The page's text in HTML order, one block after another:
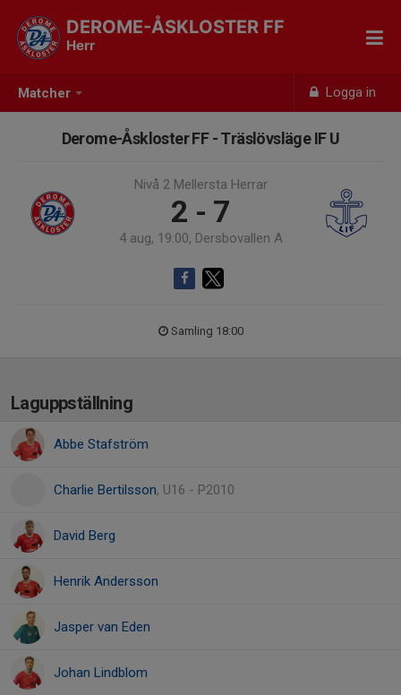
Matcher Logga in
DEROME-ÅSKLOSTER FF
Herr
Derome-Åskloster FF - Träslövsläge IF U
Nivå 2 Mellersta Herrar
2 - 7
4 aug, 19:00, Dersbovallen A
Samling 18:00
Laguppställning
Abbe Stafström
Charlie Bertilsson, U16 - P2010
David Berg
Henrik Andersson
Jasper van Eden
Johan Lindblom